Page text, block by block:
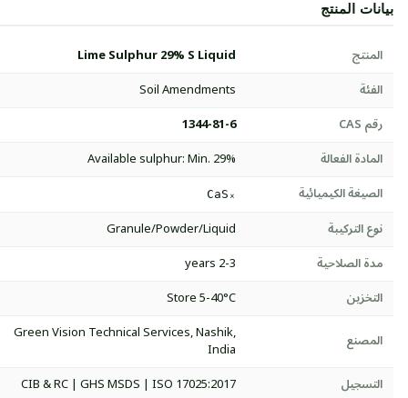
بيانات المنتج
المنتج
Lime Sulphur 29% S Liquid
الفئة
Soil Amendments
رقم CAS
1344-81-6
المادة الفعالة
Available sulphur: Min. 29%
الصيغة الكيميائية
CaSₓ
نوع التركيبة
Granule/Powder/Liquid
مدة الصلاحية
2-3 years
التخزين
Store 5-40°C
المصنع
Green Vision Technical Services, Nashik,
India
التسجيل
CIB & RC | GHS MSDS | ISO 17025:2017